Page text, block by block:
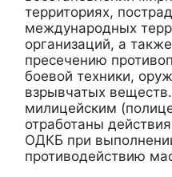
территориях,
международных
организаций, а
пресечению
боевой техники,
взрывчатых
милицейским
отработаны
ОДКБ при
противодействию